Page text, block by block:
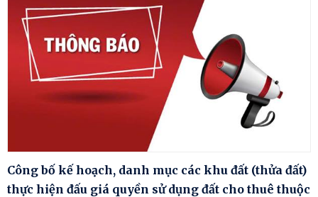
Công bố kế hoạch, danh mục các khu đất (thửa đất)
thực hiện đấu giá quyền sử dụng đất cho thuê thuộc